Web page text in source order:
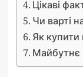
Цікаві
Чи варті
Як
Майбутнє